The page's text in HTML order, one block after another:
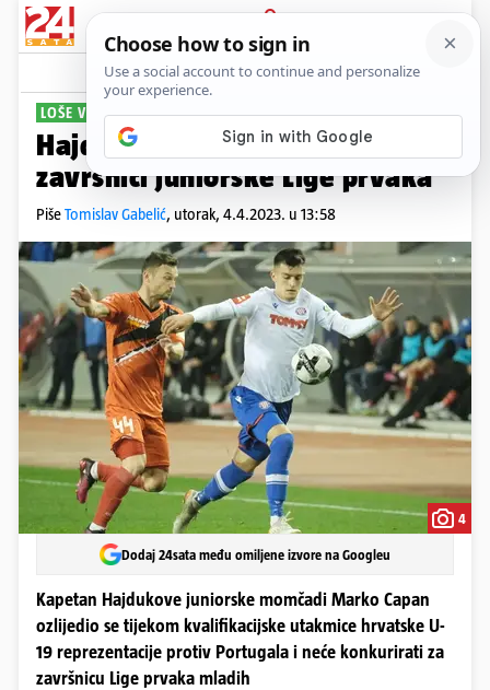
PRIJAVA
Sport Komentari
LOŠE VIJESTI
Hajduk mora bez kapetana u
završnici juniorske Lige prvaka
PišeTomislav Gabelić, utorak, 4.4.2023. u 13:58
4
Dodaj 24sata među omiljene izvore na Googleu
Kapetan Hajdukove juniorske momčadi Marko Capan
ozlijedio se tijekom kvalifikacijske utakmice hrvatske U-
19 reprezentacije protiv Portugala i neće konkurirati za
završnicu Lige prvaka mladih